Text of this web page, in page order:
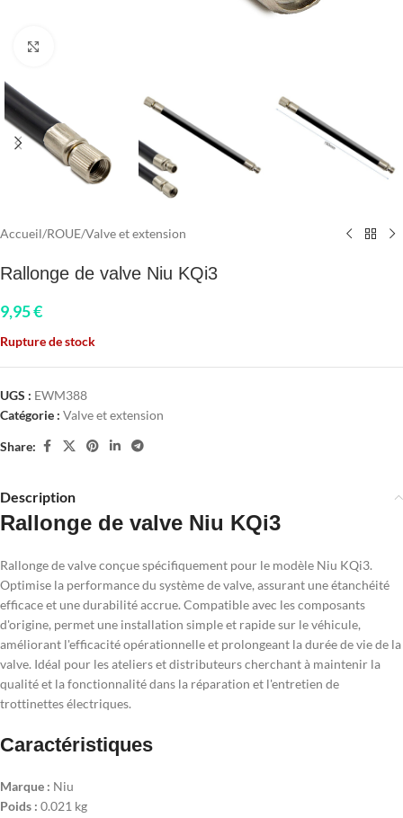
Accueil/ROUE/Valve et extension
Rallonge de valve Niu KQi3
9,95€
Rupture de stock
UGS : EWM388
Catégorie : Valve et extension
Share:
Description
Rallonge de valve Niu KQi3
Rallonge de valve conçue spécifiquement pour le modèle Niu KQi3.
Optimise la performance du système de valve, assurant une étanchéité
efficace et une durabilité accrue. Compatible avec les composants
d'origine, permet une installation simple et rapide sur le véhicule,
améliorant l'efficacité opérationnelle et prolongeant la durée de vie de la
valve. Idéal pour les ateliers et distributeurs cherchant à maintenir la
qualité et la fonctionnalité dans la réparation et l'entretien de
trottinettes électriques.
Caractéristiques
Marque : Niu
Poids : 0.021 kg